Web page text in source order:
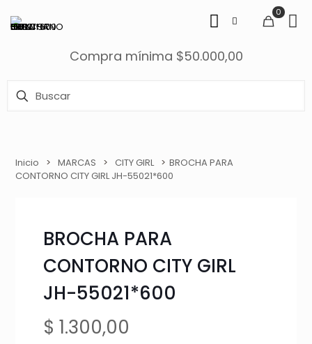
0
Compra mínima $50.000,00
Inicio > MARCAS > CITY GIRL > BROCHA PARA
CONTORNO CITY GIRL JH-55021*600
BROCHA PARA
CONTORNO CITY GIRL
JH-55021*600
$ 1.300,00